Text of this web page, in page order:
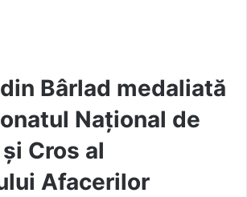
Bârlad medaliată
Național de
Cros al
Afacerilor